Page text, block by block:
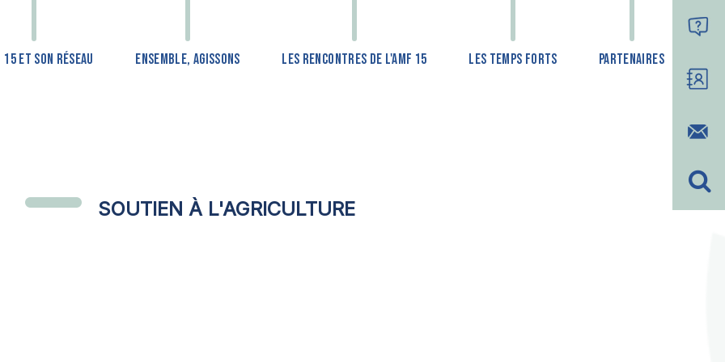
15 ET SON RÉSEAU ENSEMBLE, AGISSONS LES RENCONTRES DE L'AMF 15 LES TEMPS FORTS PARTENAIRES
SOUTIEN À L'AGRICULTURE